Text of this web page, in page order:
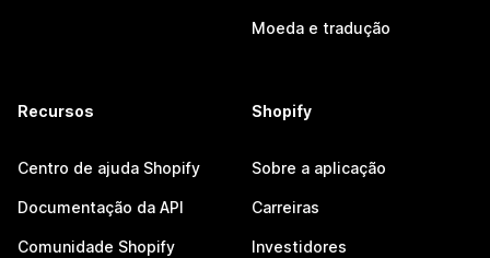
Moeda e tradução
Recursos
Centro de ajuda Shopify
Documentação da API
Comunidade Shopify
Shopify
Sobre a aplicação
Carreiras
Investidores